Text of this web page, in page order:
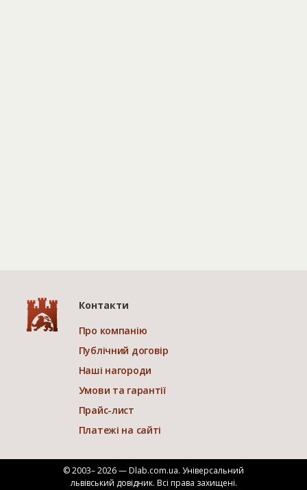
Контакти
Про компанію
Публічний договір
Наші нагороди
Умови та гарантії
Прайс-лист
Платежі на сайті
© 2003– 2026 — Dlab.com.ua. Універсальний
львівський довідник. Всі права захищені.